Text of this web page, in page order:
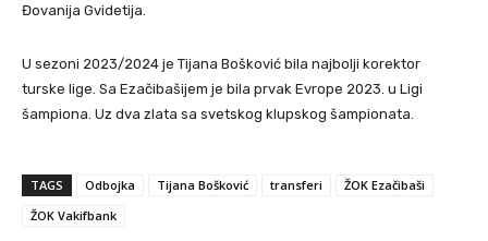
Đovanija Gvidetija.
U sezoni 2023/2024 je Tijana Bošković bila najbolji korektor
turske lige. Sa Ezačibašijem je bila prvak Evrope 2023. u Ligi
šampiona. Uz dva zlata sa svetskog klupskog šampionata.
TAGS Odbojka Tijana Bošković transferi
ŽOK Ezačibaši
ŽOK Vakifbank